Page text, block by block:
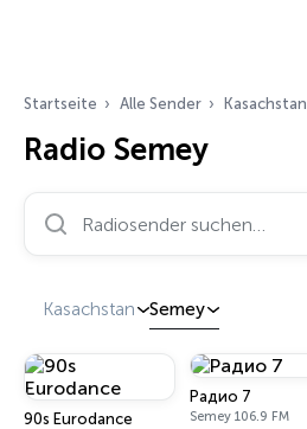
Startseite Alle Sender Kasachstan
Radio Semey
Radiosender suchen…
Kasachstan Semey
90s Eurodance
Радио 7
Semey 106.9 FM